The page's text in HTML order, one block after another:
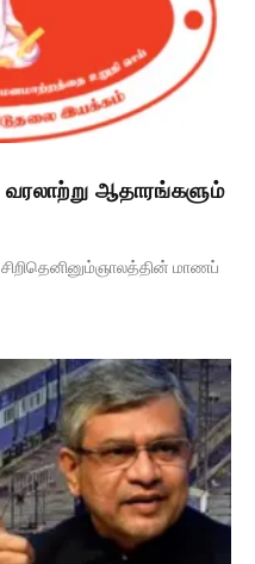
வரலாற்று ஆதாரங்களும்
மாணப்